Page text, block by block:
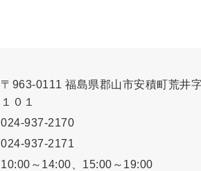
〒963-0111 福島県郡山市安積町荒井
１０１
024-937-2170
024-937-2171
10:00～14:00、15:00～19:00